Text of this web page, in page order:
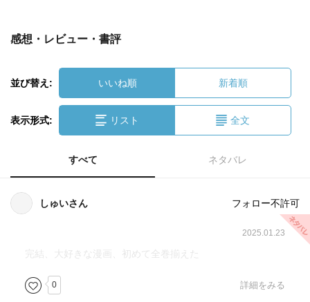
感想・レビュー・書評
並び替え: いいね順 新着順
表示形式: リスト 全文
すべて ネタバレ
しゅいさん フォロー不許可
2025.01.23
完結、大好きな漫画、初めて全巻揃えた
0 詳細をみる